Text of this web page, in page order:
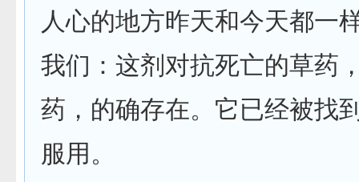
人心的地方昨天和今天都一
我们：这剂对抗死亡的草药
药，的确存在。它已经被找
服用。